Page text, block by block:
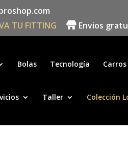
TU FITTING
Envios
Bolas Tecnología Carros
Taller Colección